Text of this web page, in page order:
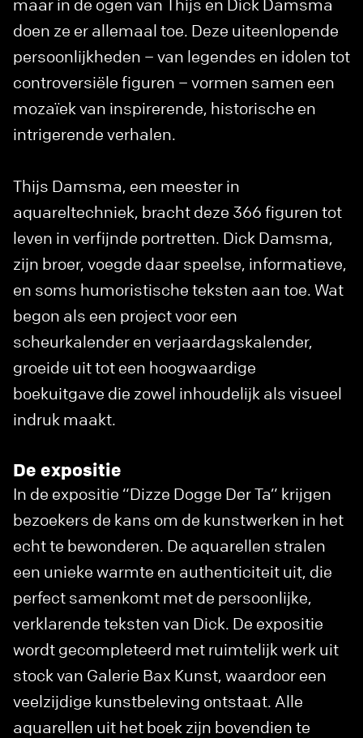
maar in de ogen van Thijs en Dick Damsma
doen ze er allemaal toe. Deze uiteenlopende
persoonlijkheden – van legendes en idolen tot
controversiële figuren – vormen samen een
mozaïek van inspirerende, historische en
intrigerende verhalen.
Thijs Damsma, een meester in
aquareltechniek, bracht deze 366 figuren tot
leven in verfijnde portretten. Dick Damsma,
zijn broer, voegde daar speelse, informatieve,
en soms humoristische teksten aan toe. Wat
begon als een project voor een
scheurkalender en verjaardagskalender,
groeide uit tot een hoogwaardige
boekuitgave die zowel inhoudelijk als visueel
indruk maakt.
De expositie
In de expositie “Dizze Dogge Der Ta” krijgen
bezoekers de kans om de kunstwerken in het
echt te bewonderen. De aquarellen stralen
een unieke warmte en authenticiteit uit, die
perfect samenkomt met de persoonlijke,
verklarende teksten van Dick. De expositie
wordt gecompleteerd met ruimtelijk werk uit
stock van Galerie Bax Kunst, waardoor een
veelzijdige kunstbeleving ontstaat. Alle
aquarellen uit het boek zijn bovendien te